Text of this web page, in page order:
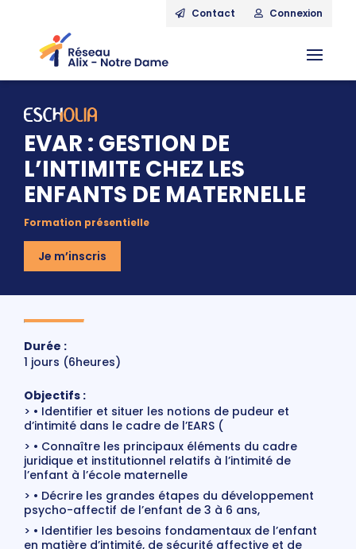
Contact Connexion
EVAR : GESTION DE
L’INTIMITE CHEZ LES
ENFANTS DE MATERNELLE
Formation présentielle
Je m’inscris
Durée :
1 jours (6heures)
Objectifs :
• Identifier et situer les notions de pudeur et
d’intimité dans le cadre de l’EARS (
• Connaître les principaux éléments du cadre
juridique et institutionnel relatifs à l’intimité de
l’enfant à l’école maternelle
• Décrire les grandes étapes du développement
psycho-affectif de l’enfant de 3 à 6 ans,
• Identifier les besoins fondamentaux de l’enfant
en matière d’intimité, de sécurité affective et de